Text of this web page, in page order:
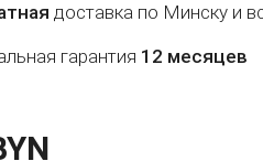
доставка по Минску и
гарантия 12 месяцев